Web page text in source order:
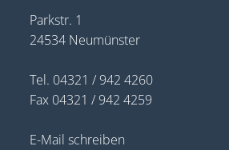
Parkstr. 1
24534 Neumünster
Tel. 04321 / 942 4260
Fax 04321 / 942 4259
E-Mail schreiben